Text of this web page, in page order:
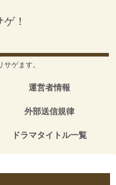
！
ゲます。
運営者情報
外部送信規律
ドラマタイトル一覧